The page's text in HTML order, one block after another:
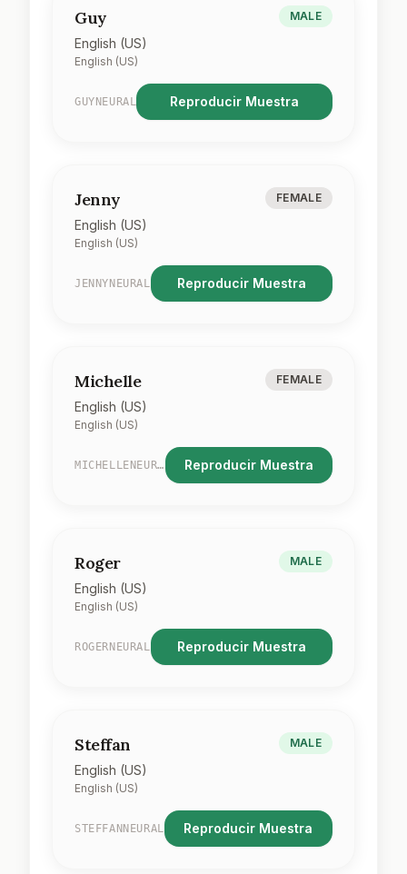
Guy
English (US)
English (US)
MALE
GUYNEURAL Reproducir Muestra
Jenny
English (US)
English (US)
FEMALE
JENNYNEURAL Reproducir Muestra
Michelle
English (US)
English (US)
FEMALE
MICHELLENEURAL Reproducir Muestra
Roger
English (US)
English (US)
MALE
ROGERNEURAL Reproducir Muestra
Steffan
English (US)
English (US)
MALE
STEFFANNEURAL Reproducir Muestra